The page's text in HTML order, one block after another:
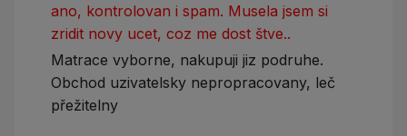
ano, kontrolovan i spam. Musela jsem si
zridit novy ucet, coz me dost štve..
Matrace vyborne, nakupuji jiz podruhe.
Obchod uzivatelsky nepropracovany, leč
přežitelny